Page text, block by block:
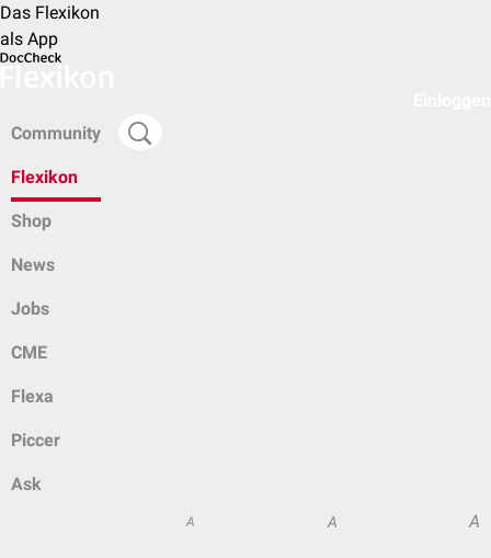
Das Flexikon
als App
Community
Flexikon
Shop
News
Jobs
CME
Flexa
Piccer
Ask
A A A